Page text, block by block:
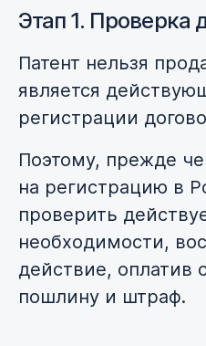
Этап 1. Проверка
Патент нельзя
является
регистрации
Поэтому, прежде
на регистрацию в
проверить
необходимости,
действие, оплатив
пошлину и штраф.